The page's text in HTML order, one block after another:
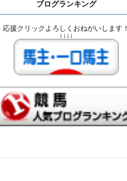
ブログランキング
応援クリックよろしくおねがいします！
↓↓↓↓